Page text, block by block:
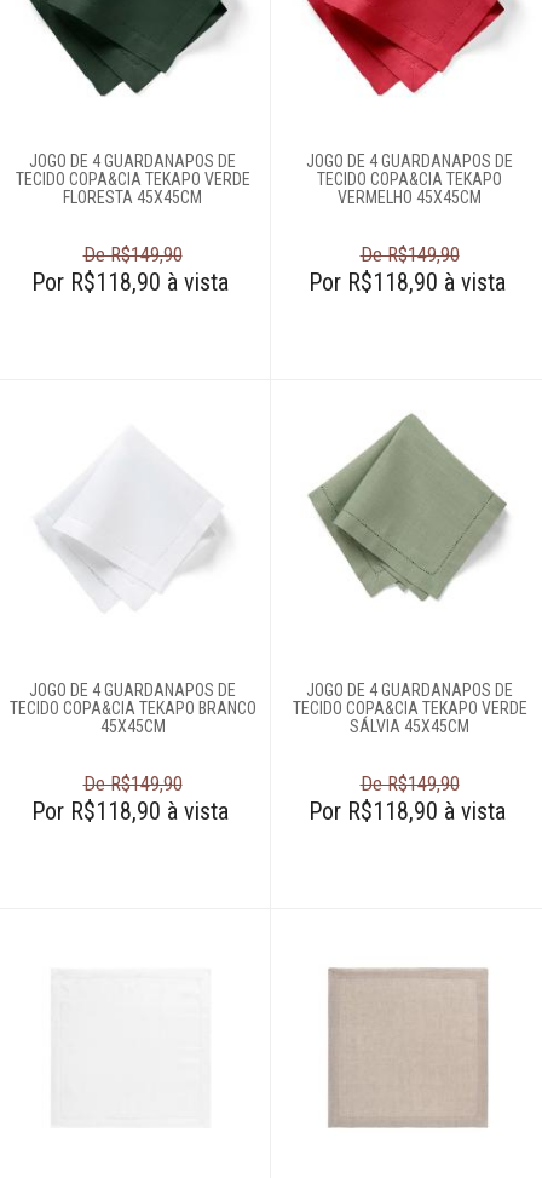
Talheres
Móveis
Decoração
61
996581061
JOGO DE 4 GUARDANAPOS DE
TECIDO COPA&CIA TEKAPO VERDE
FLORESTA 45X45CM
De R$149,90
Por R$118,90 à vista
JOGO DE 4 GUARDANAPOS DE
TECIDO COPA&CIA TEKAPO
VERMELHO 45X45CM
De R$149,90
Por R$118,90 à vista
JOGO DE 4 GUARDANAPOS DE
TECIDO COPA&CIA TEKAPO BRANCO
45X45CM
De R$149,90
Por R$118,90 à vista
JOGO DE 4 GUARDANAPOS DE
TECIDO COPA&CIA TEKAPO VERDE
SÁLVIA 45X45CM
De R$149,90
Por R$118,90 à vista